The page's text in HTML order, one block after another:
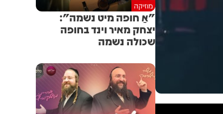
מוזיקה
"אַ חופה מיט נשמה":
יצחק מאיר וינד בחופה
שכולה נשמה